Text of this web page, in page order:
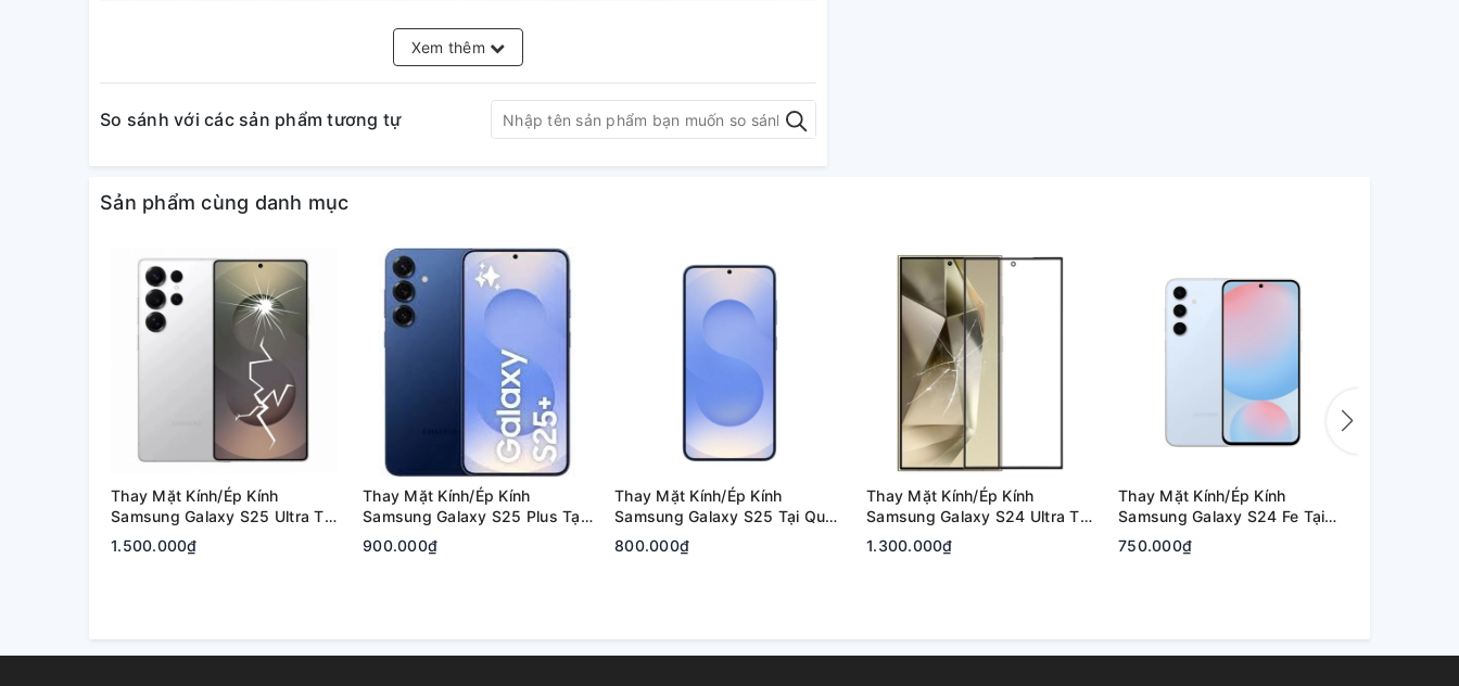
Xem thêm
So sánh với các sản phẩm tương tự
Sản phẩm cùng danh mục
Thay Mặt Kính/Ép Kính
Samsung Galaxy S25 Ultra Tại
Quận 2, Tp. Thủ Đức | Bảo
Hành Rõ Ràng
1.500.000₫
Thay Mặt Kính/Ép Kính
Samsung Galaxy S25 Plus Tại
Quận 2, Tp. Thủ Đức | Bảo
Hành Rõ Ràng
900.000₫
Thay Mặt Kính/Ép Kính
Samsung Galaxy S25 Tại Quận
2, Tp. Thủ Đức | Bảo Hành Rõ
Ràng
800.000₫
Thay Mặt Kính/Ép Kính
Samsung Galaxy S24 Ultra Tại
Quận 2, Tp. Thủ Đức | Bảo
Hành Rõ Ràng
1.300.000₫
Thay Mặt Kính/Ép Kính
Samsung Galaxy S24 Fe Tại
Quận 2, Tp. Thủ Đức | Bảo
Hành Rõ Ràng
750.000₫